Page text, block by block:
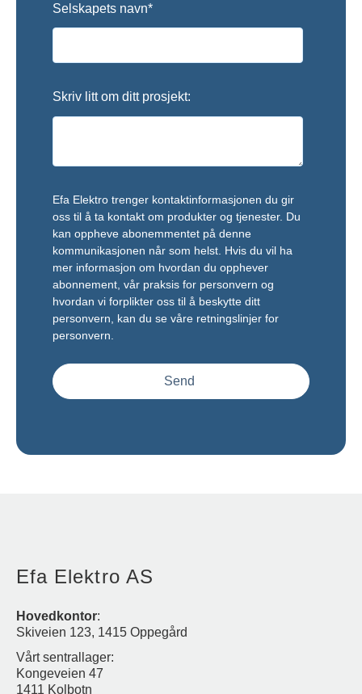
Selskapets navn*
Skriv litt om ditt prosjekt:
Efa Elektro trenger kontaktinformasjonen du gir
oss til å ta kontakt om produkter og tjenester. Du
kan oppheve abonemmentet på denne
kommunikasjonen når som helst. Hvis du vil ha
mer informasjon om hvordan du opphever
abonnement, vår praksis for personvern og
hvordan vi forplikter oss til å beskytte ditt
personvern, kan du se våre retningslinjer for
personvern.
Efa Elektro AS
Hovedkontor:
Skiveien 123, 1415 Oppegård
Vårt sentrallager:
Kongeveien 47
1411 Kolbotn